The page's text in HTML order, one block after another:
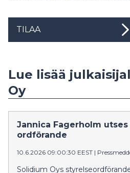
TILAA
Lue lisää
Oy
Jannica Fagerholm
ordförande
10.6.2026 09:00:30 EEST |
Solidium Oys